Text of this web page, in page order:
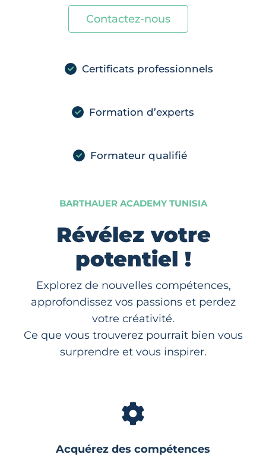
Contactez-nous
Certificats professionnels
Formation d’experts
Formateur qualifié
BARTHAUER ACADEMY TUNISIA
Révélez votre
potentiel !
Explorez de nouvelles compétences,
approfondissez vos passions et perdez
votre créativité.
Ce que vous trouverez pourrait bien vous
surprendre et vous inspirer.
Acquérez des compétences